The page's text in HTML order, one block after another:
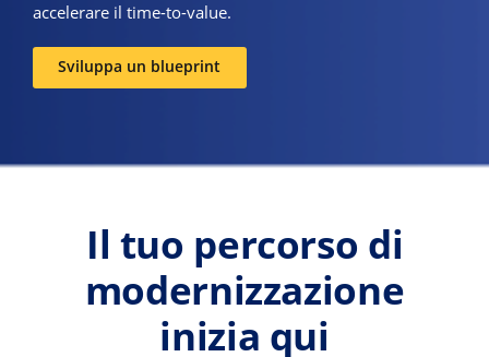
accelerare il time-to-value.
Sviluppa un blueprint
Il tuo percorso di
modernizzazione
inizia qui